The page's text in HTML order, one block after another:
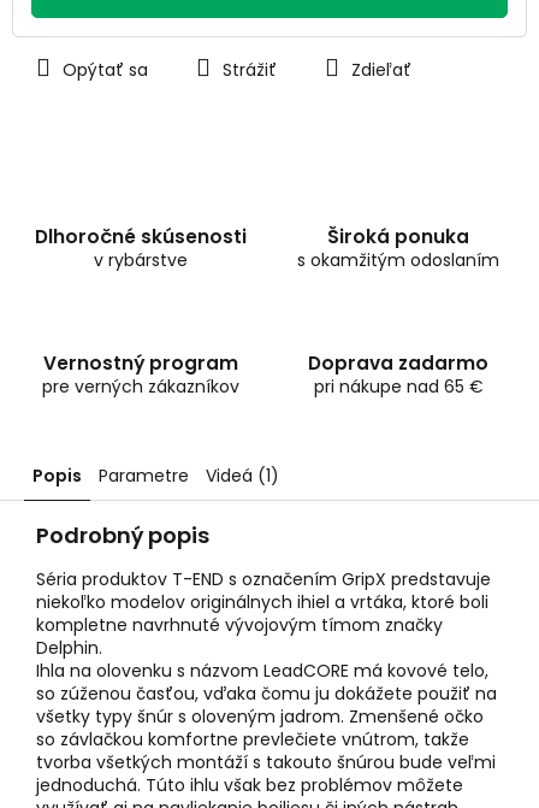
Opýtať sa Strážiť Zdieľať
Dlhoročné skúsenosti
v rybárstve
Široká ponuka
s okamžitým odoslaním
Vernostný program
pre verných zákazníkov
Doprava zadarmo
pri nákupe nad 65 €
Popis Parametre Videá (1)
Podrobný popis
Séria produktov T-END s označením GripX predstavuje
niekoľko modelov originálnych ihiel a vrtáka, ktoré boli
kompletne navrhnuté vývojovým tímom značky
Delphin.
Ihla na olovenku s názvom LeadCORE má kovové telo,
so zúženou časťou, vďaka čomu ju dokážete použiť na
všetky typy šnúr s oloveným jadrom. Zmenšené očko
so závlačkou komfortne prevlečiete vnútrom, takže
tvorba všetkých montáží s takouto šnúrou bude veľmi
jednoduchá. Túto ihlu však bez problémov môžete